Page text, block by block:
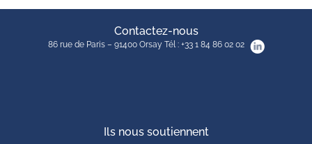
Contactez-nous
86 rue de Paris – 91400 Orsay Tél : +33 1 84 86 02 02
Ils nous soutiennent